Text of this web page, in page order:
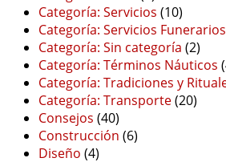
Categoría: Servicios (10)
Categoría: Servicios Funerarios
Categoría: Sin categoría (2)
Categoría: Términos Náuticos
Categoría: Tradiciones y
Categoría: Transporte(20)
Consejos (40)
Construcción (6)
Diseño (4)